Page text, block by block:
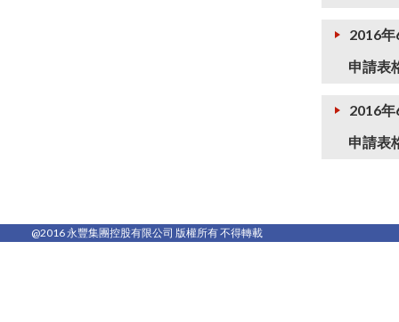
2016
申請表
2016
申請表
@2016 永豐集團控股有限公司 版權所有 不得轉載